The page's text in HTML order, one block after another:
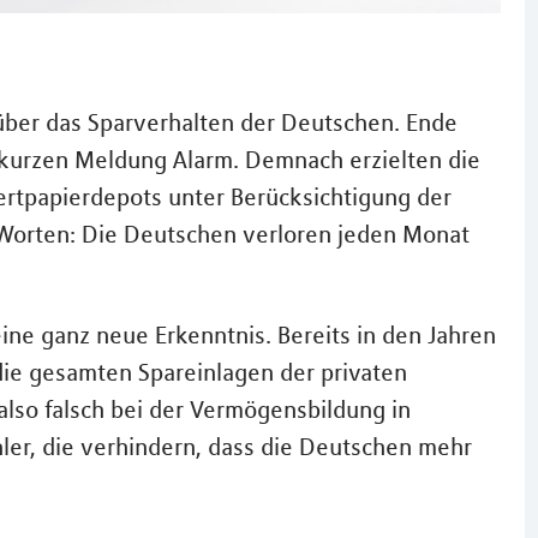
das Sparverhalten der Deutschen. Ende
Meldung Alarm. Demnach erzielten die
unter Berücksichtigung der
Die Deutschen verloren jeden Monat
ganz neue Erkenntnis. Bereits in den Jahren
gesamten Spareinlagen der privaten
falsch bei der Vermögensbildung in
die verhindern, dass die Deutschen mehr